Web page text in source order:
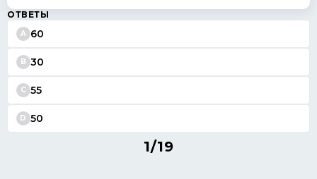
ОТВЕТЫ
A 60
B 30
C 55
D 50
1/19